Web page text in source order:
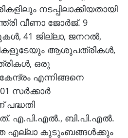
നടപ്പിലാക്കിയതായി
വീണാ ജോര്‍ജ്. 9
41 ജില്ലാ, ജനറല്‍,
ആശുപത്രികള്‍,
ഒരു
എന്നിങ്ങനെ
സര്‍ക്കാര്‍
എ.പി.എല്‍., ബി.പി.എല്‍.
എല്ലാ കുടുംബങ്ങള്‍ക്കും